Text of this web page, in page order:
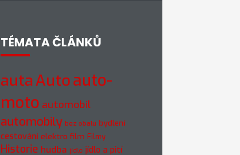
TÉMATA ČLÁNKŮ
autaAutoauto-
moto automobil
automobily bez obalu bydlení
cestování elektro film Filmy
Historie hudba jídlo jídlo a pití